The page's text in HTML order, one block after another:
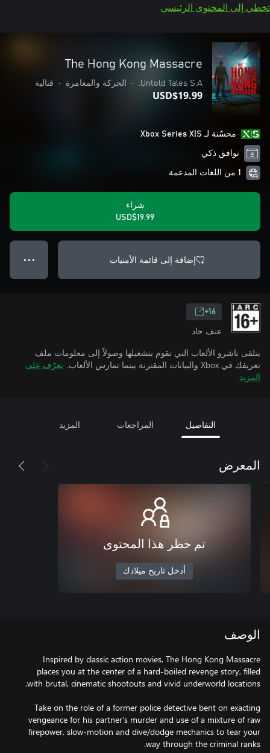
تخطي إلى المحتوى الرئيسي
The Hong Kong Massacre
Untold Tales S.A.
• الحركة والمغامرة • قتالية
USD$19.99
محسّنة لـ Xbox Series X|S
توافق ذكي
1 من اللغات المدعمة
شراء
USD$19.99
إضافة إلى قائمة الأمنيات ● ● ●
16+
عنف حاد
يتلقى ناشرو الألعاب التي تقوم بتشغيلها وصولاً إلى معلومات ملف
تعريفك في Xbox والبيانات المقترنة بينما تمارس الألعاب.
تعرّف على
المزيد
التفاصيل المراجعات المزيد
المعرض
تم حظر هذا المحتوى
أدخل تاريخ ميلادك
الوصف
Inspired by classic action movies, The Hong Kong Massacre
places you at the center of a hard-boiled revenge story, filled
Take on the role of a former police detective bent on exacting
vengeance for his partner's murder and use of a mixture of raw
firepower, slow-motion and dive/dodge mechanics to tear your